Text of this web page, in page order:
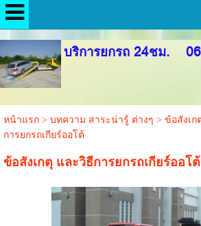
google-site-verification:
บริการยกรถ 24ชม.
หน้าแรก> บทความ สาระน่ารู้ ต่างๆ > ข้อสังเก
การยกรถเกียร์ออโต้
ข้อสังเกตุ และวิธีการยกรถเกียร์ออโต้